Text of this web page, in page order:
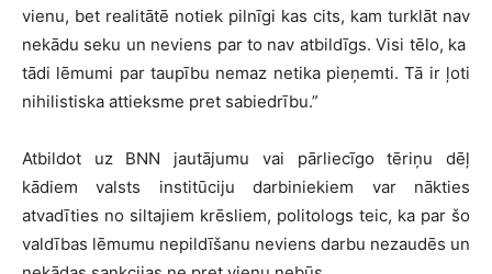
vienu, bet realitātē notiek pilnīgi kas cits, kam turklāt nav
nekādu seku un neviens par to nav atbildīgs. Visi tēlo, ka
tādi lēmumi par taupību nemaz netika pieņemti. Tā ir ļoti
nihilistiska attieksme pret sabiedrību.”
Atbildot uz BNN jautājumu vai pārliecīgo tēriņu dēļ
kādiem valsts institūciju darbiniekiem var nākties
atvadīties no siltajiem krēsliem, politologs teic, ka par šo
valdības lēmumu nepildīšanu neviens darbu nezaudēs un